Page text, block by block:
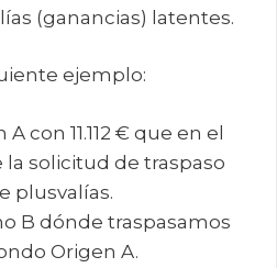
(ganancias) latentes.
ejemplo:
con 11.112 € que en el
solicitud de traspaso
plusvalías.
B dónde traspasamos
Origen A.